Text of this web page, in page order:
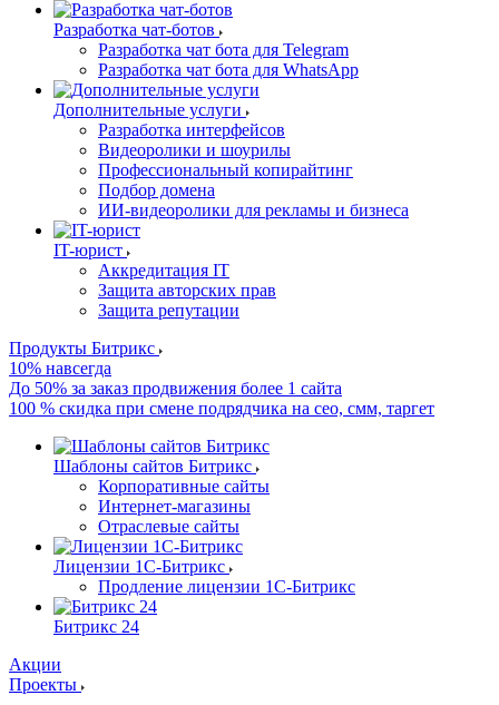
Разработка чат-ботов
Разработка чат бота для Telegram
Разработка чат бота для WhatsApp
Дополнительные услуги
Разработка интерфейсов
Видеоролики и шоурилы
Профессиональный копирайтинг
Подбор домена
ИИ-видеоролики для рекламы и бизнеса
IT-юрист
Аккредитация IT
Защита авторских прав
Защита репутации
Продукты Битрикс
10% навсегда
До 50% за заказ продвижения более 1 сайта
100 % скидка при смене подрядчика на сео, смм, таргет
Шаблоны сайтов Битрикс
Корпоративные сайты
Интернет-магазины
Отраслевые сайты
Лицензии 1С-Битрикс
Продление лицензии 1С-Битрикс
Битрикс 24
Акции
Проекты